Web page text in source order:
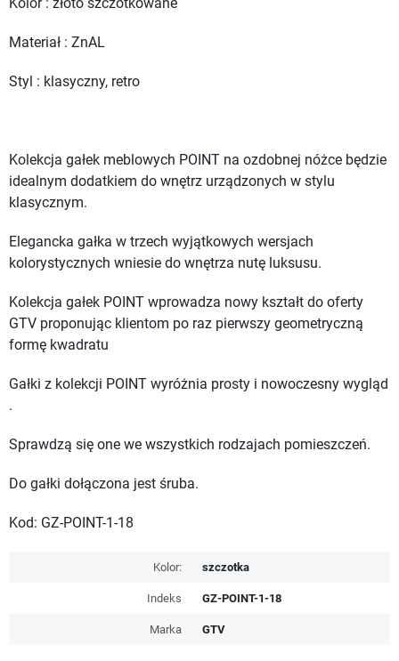
Kolor : złoto szczotkowane
Materiał : ZnAL
Styl : klasyczny, retro
Kolekcja gałek meblowych POINT na ozdobnej nóżce będzie
idealnym dodatkiem do wnętrz urządzonych w stylu
klasycznym.
Elegancka gałka w trzech wyjątkowych wersjach
kolorystycznych wniesie do wnętrza nutę luksusu.
Kolekcja gałek POINT wprowadza nowy kształt do oferty
GTV proponując klientom po raz pierwszy geometryczną
formę kwadratu
Gałki z kolekcji POINT wyróżnia prosty i nowoczesny wygląd
.
Sprawdzą się one we wszystkich rodzajach pomieszczeń.
Do gałki dołączona jest śruba.
Kod: GZ-POINT-1-18
Kolor: szczotka
Indeks GZ-POINT-1-18
Marka GTV